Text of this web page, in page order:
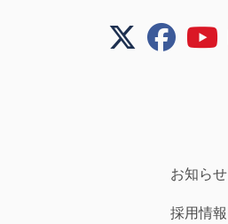
お知らせ
採用情報